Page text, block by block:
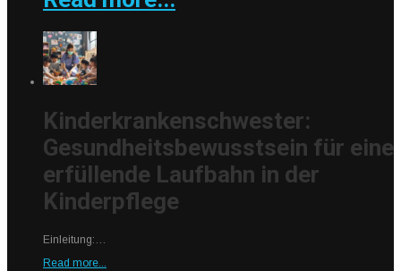
Kinderkrankenschwester:
Gesundheitsbewusstsein für eine
erfüllende Laufbahn in der
Kinderpflege
Einleitung:…
Read more...